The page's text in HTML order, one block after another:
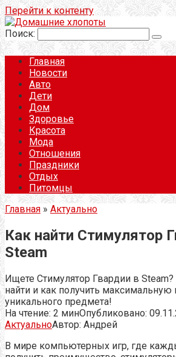
Перейти к контенту
Поиск:
Главная
Новости
Авто
Дети
Дом
Здоровье
Красота
Мода
Отношения
Праздники
Отдых
Питомцы
Главная » Актуально
Как найти Стимулятор
Steam
Ищете Стимулятор Гвардии в Steam?
найти и как получить максимальную
уникального предмета!
На чтение: 2 минОпубликовано:
АктуальноАвтор: Андрей
В мире компьютерных игр, где